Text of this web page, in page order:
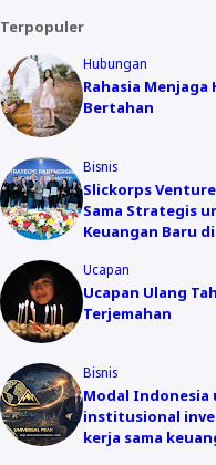
Terpopuler
Hubungan
Rahasia Menjaga
Bertahan
Bisnis
Slickorps
Sama Strategis
Keuangan Baru
Ucapan
Ucapan Ulang
Terjemahan
Bisnis
Modal Indonesia
institusional
kerja sama